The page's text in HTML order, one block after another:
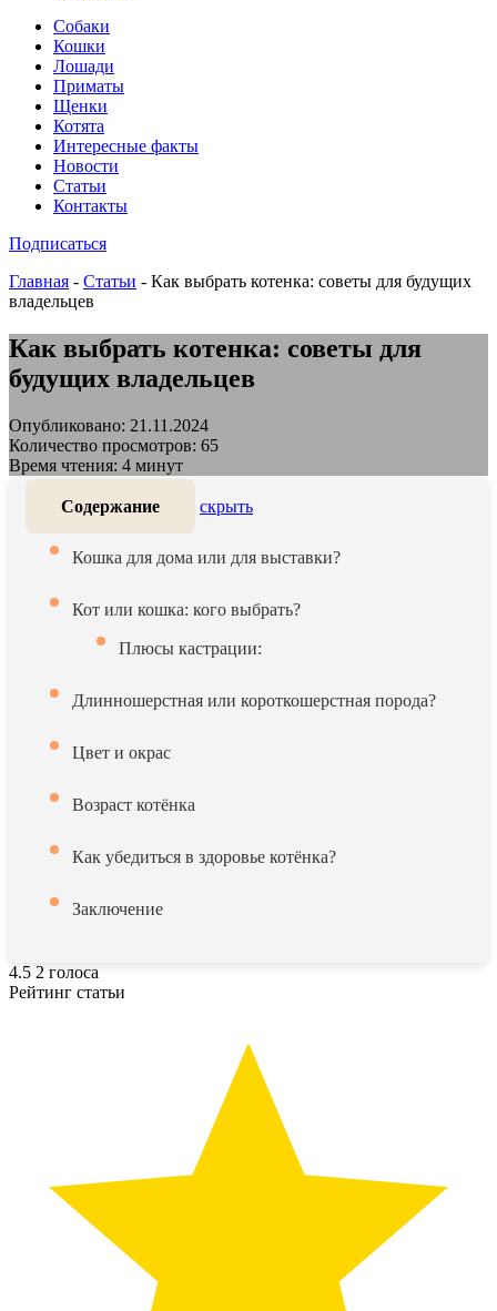
Собаки
Кошки
Лошади
Приматы
Щенки
Котята
Интересные факты
Новости
Статьи
Контакты
Подписаться
Главная - Статьи - Как выбрать котенка: советы для будущих
владельцев
Как выбрать котенка: советы для
будущих владельцев
Опубликовано: 21.11.2024
Количество просмотров: 65
Время чтения: 4 минут
Содержание скрыть
Кошка для дома или для выставки?
Кот или кошка: кого выбрать?
Плюсы кастрации:
Длинношерстная или короткошерстная порода?
Цвет и окрас
Возраст котёнка
Как убедиться в здоровье котёнка?
Заключение
4.5 2 голоса
Рейтинг статьи